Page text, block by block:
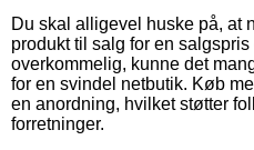
Du skal alligevel huske på, at
produkt til salg for en
overkommelig, kunne det
for en svindel netbutik. Køb
en anordning, hvilket støtter
forretninger.